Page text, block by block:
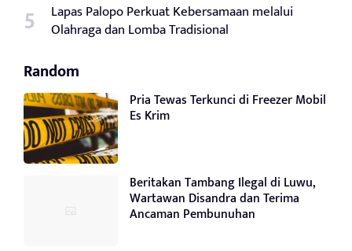
Lapas Palopo Perkuat Kebersamaan melalui
Olahraga dan Lomba Tradisional
Random
Pria Tewas Terkunci di Freezer Mobil
Es Krim
Beritakan Tambang Ilegal di Luwu,
Wartawan Disandra dan Terima
Ancaman Pembunuhan